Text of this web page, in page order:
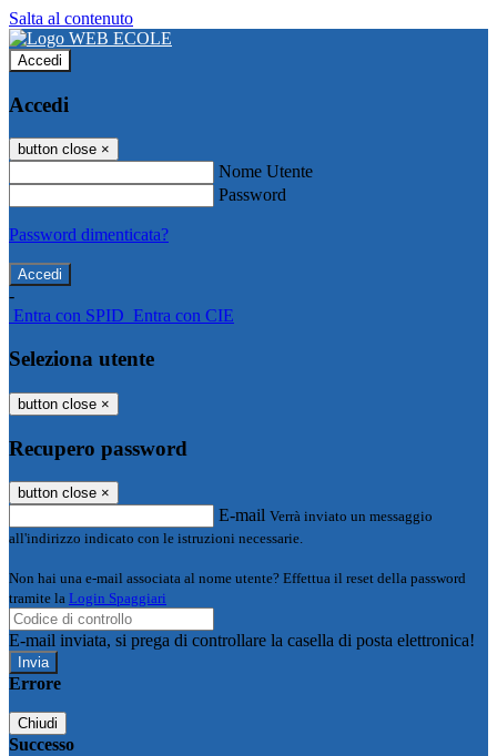
Salta al contenuto
Accedi
Accedi
button close ×
Nome Utente
Password
Password dimenticata?
-
Entra con SPID Entra con CIE
Seleziona utente
button close ×
Recupero password
button close ×
E-mail Verrà inviato un messaggio
all'indirizzo indicato con le istruzioni necessarie.
Non hai una e-mail associata al nome utente? Effettua il reset della password
tramite la Login Spaggiari
E-mail inviata, si prega di controllare la casella di posta elettronica!
Errore
Chiudi
Successo